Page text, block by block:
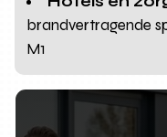
brandvertragende
M1